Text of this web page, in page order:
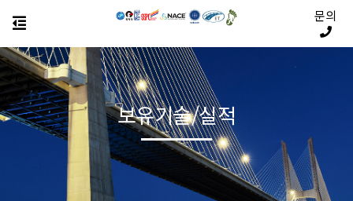
문의
보유기술/실적